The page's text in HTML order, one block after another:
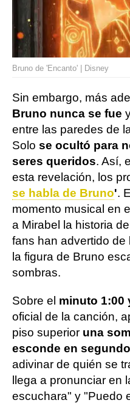
Bruno de 'Encanto' | Disney
Sin embargo, más
Bruno nunca se fue
entre las paredes de
Solo se ocultó para
seres queridos. Así,
esta revelación, los
se habla de Bruno'.
momento musical en
a Mirabel la historia
fans han advertido
la figura de Bruno
sombras.
Sobre el minuto 1:00
oficial de la canción,
piso superior una
esconde en
adivinar de quién se
llega a pronunciar en
escuchara" y "Puedo